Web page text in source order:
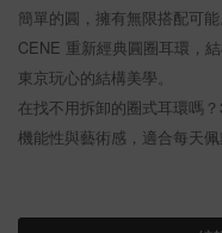
簡單的圓，擁有無限搭配可能
CENE 重新經典圓圈耳環，
東京玩心的結構美學。
在找不用拆卸的圈式耳環嗎
機能性與藝術感，適合每天